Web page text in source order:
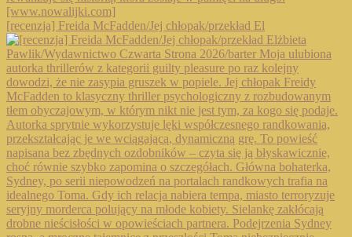
[recenzja] Freida McFadden/Jej chłopak/przekład El